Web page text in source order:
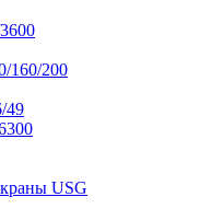
160/200
49
USG